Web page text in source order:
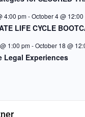
4:00 pm-October 4 @ 12:00
LIFE CYCLE
1:00 pm-October 18 @
Legal Experiences